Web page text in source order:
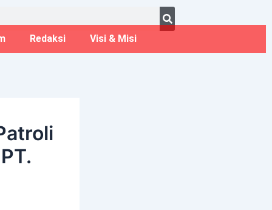
Redaksi Visi & Misi